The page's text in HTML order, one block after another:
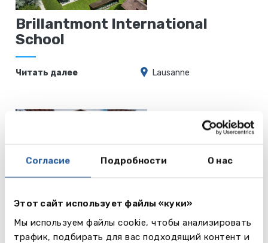
Согласие Подробности О нас
Этот сайт использует файлы «куки»
Мы используем файлы cookie, чтобы анализировать
трафик, подбирать для вас подходящий контент и
Brillantmont International
School
Читать далее Lausanne
Switzerland
Читать далее Leysin